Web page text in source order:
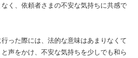
く、依頼者さまの不安な気持ちに共感で
った際には、法的な意味はあまりなくて
声をかけ、不安な気持ちを少しでも和ら